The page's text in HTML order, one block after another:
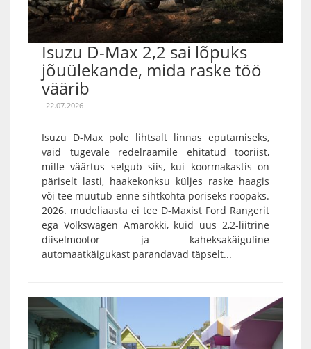
Isuzu D-Max 2,2 sai lõpuks
jõuülekande, mida raske töö
väärib
22.07.2026
Isuzu D-Max pole lihtsalt linnas eputamiseks,
vaid tugevale redelraamile ehitatud tööriist,
mille väärtus selgub siis, kui koormakastis on
päriselt lasti, haakekonksu küljes raske haagis
või tee muutub enne sihtkohta poriseks roopaks.
2026. mudeliaasta ei tee D-Maxist Ford Rangerit
ega Volkswagen Amarokki, kuid uus 2,2-liitrine
diiselmootor ja kaheksakäiguline
automaatkäigukast parandavad täpselt...